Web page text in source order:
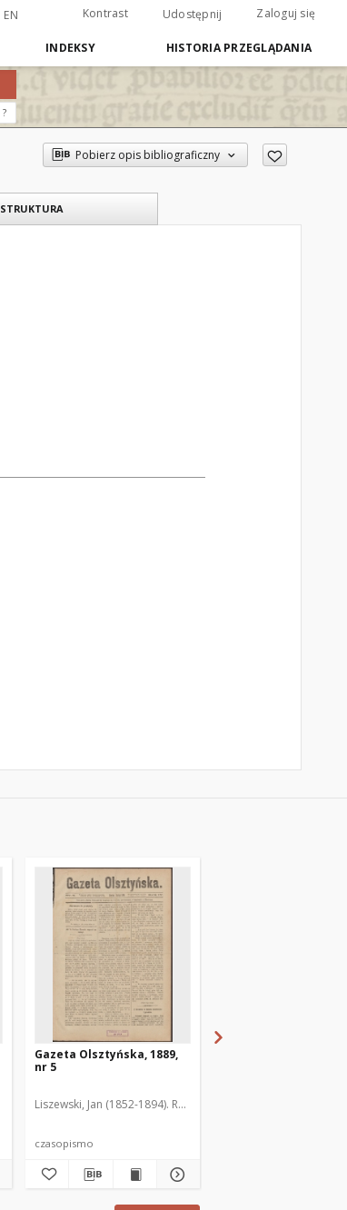
EN Kontrast Udostępnij Zaloguj się
INDEKSY HISTORIA PRZEGLĄDANIA
?
Pobierz opis bibliograficzny
STRUKTURA
Gazeta Olsztyńska, 1889,
nr 5
Liszewski, Jan (1852-1894). Red.
czasopismo